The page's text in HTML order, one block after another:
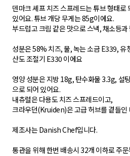
덴마크 셰프 치즈 스프레드는 튜브 형태로
있어요. 튜브 개당 무게는 85g이에요.
부드럽고 크림 같은 맛으로 스낵, 채소등
성분은 58% 치즈, 물, 녹는 소금 E339, 유
산도 조절기 E330 이에요
영양 성분은 지방 18g, 탄수화물 3.3g, 설
으로 되어 있어요.
내츄럴은 다용도 치즈 스프레드이고,
크라우던(Kruiden)은 고급 허브를 곁들인
제조사는 Danish Chef입니다.
통관을 위해 한번 배송시 32개 이하로 주